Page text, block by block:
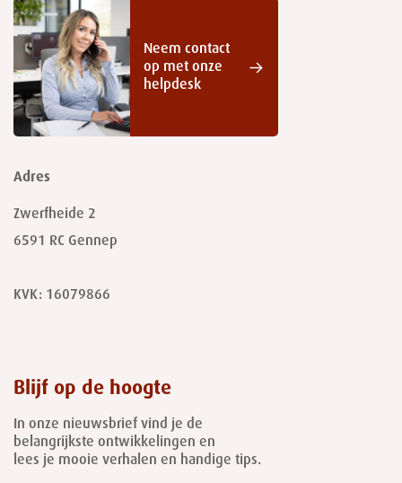
Neem contact
op met onze
helpdesk
Adres
Zwerfheide 2
6591 RC Gennep
KVK: 16079866
Blijf op de hoogte
In onze nieuwsbrief vind je de
belangrijkste ontwikkelingen en
lees je mooie verhalen en handige tips.